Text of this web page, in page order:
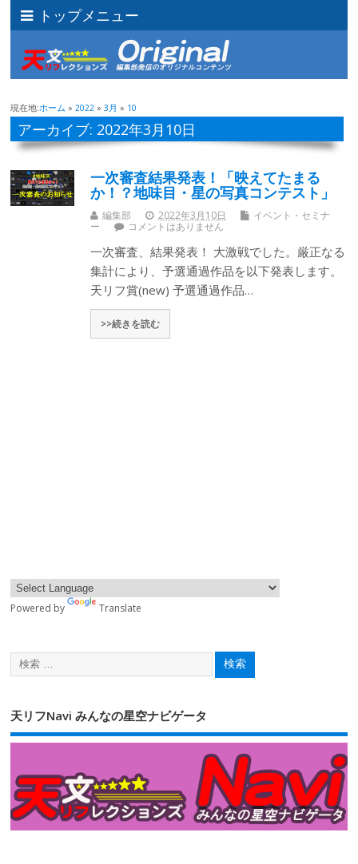
トップメニュー
現在地:ホーム »2022 »3月 » 10
アーカイブ: 2022年3月10日
一次審査結果発表！「映えてたまる
か！？地味目・星の写真コンテスト」
編集部 2022年3月10日
イベント・セミナ
ー
コメントはありません
一次審査、結果発表！ 大激戦でした。厳正なる
集計により、予選通過作品を以下発表します。
天リフ賞(new) 予選通過作品…
>>続きを読む
Powered by Translate
天リフNavi みんなの星空ナビゲータ